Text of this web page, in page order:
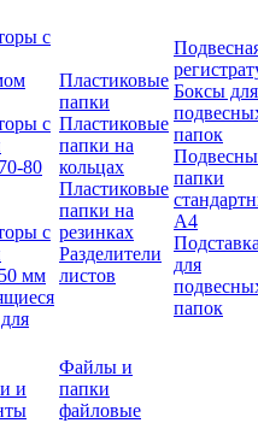
с
с
80
с
мм
Пластиковые
папки
Пластиковые
папки на
кольцах
Пластиковые
папки на
резинках
Разделители
листов
Боксы для
папок
папки
А4
для
папок
и
Файлы и
папки
файловые